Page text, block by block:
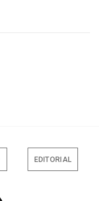
EDITORIAL